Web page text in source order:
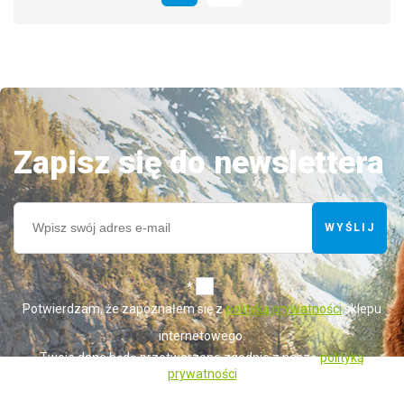
Zapisz się do newslettera
WYŚLIJ
*
Potwierdzam, że zapoznałem się zpolityką prywatnościsklepu
internetowego.
Twoje dane będą przetwarzane zgodnie z nasząpolityką
prywatności